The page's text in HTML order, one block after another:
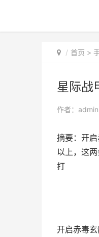
首页 >
星际战
作者： admin
摘要：开
以上，这
打
开启赤毒